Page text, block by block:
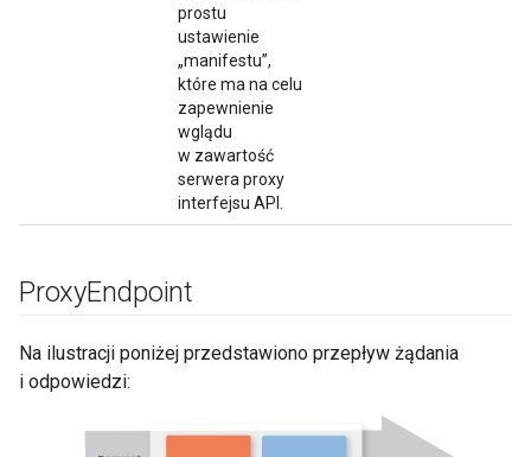
prostu
ustawienie
„manifestu”,
które ma na celu
zapewnienie
wglądu
w zawartość
serwera proxy
interfejsu API.
ProxyEndpoint
Na ilustracji poniżej przedstawiono przepływ żądania
i odpowiedzi: